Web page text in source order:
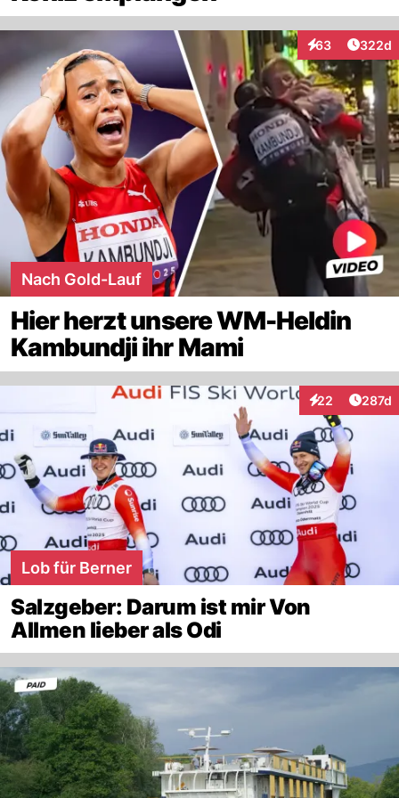
63
Interaktionen
322d
Nach Gold-Lauf
Hier herzt unsere WM-Heldin
Kambundji ihr Mami
22
Interaktionen
287d
Lob für Berner
Salzgeber: Darum ist mir Von
Allmen lieber als Odi